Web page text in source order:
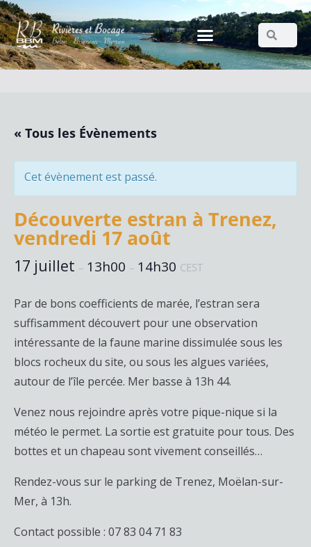
« Tous les Évènements
Cet évènement est passé.
Découverte estran à Trenez,
vendredi 17 août
17 juillet – 13h00 – 14h30 CEST
Par de bons coefficients de marée, l’estran sera
suffisamment découvert pour une observation
intéressante de la faune marine dissimulée sous les
blocs rocheux du site, ou sous les algues variées,
autour de l’île percée. Mer basse à 13h 44.
Venez nous rejoindre après votre pique-nique si la
météo le permet. La sortie est gratuite pour tous. Des
bottes et un chapeau sont vivement conseillés…
Rendez-vous sur le parking de Trenez, Moëlan-sur-
Mer, à 13h.
Contact possible : 07 83 04 71 83